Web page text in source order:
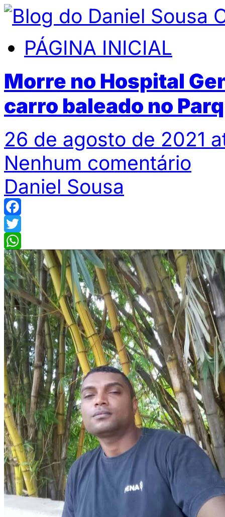
PÁGINA INICIAL
Morre no Hospital
carro baleado no
26 de agosto de 2021
Nenhum comentário
Daniel Sousa
Facebook
Twitter
WhatsApp